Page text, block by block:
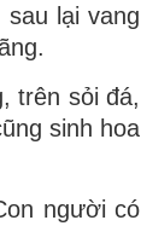
lại vang
trên sỏi đá,
sinh hoa
người có